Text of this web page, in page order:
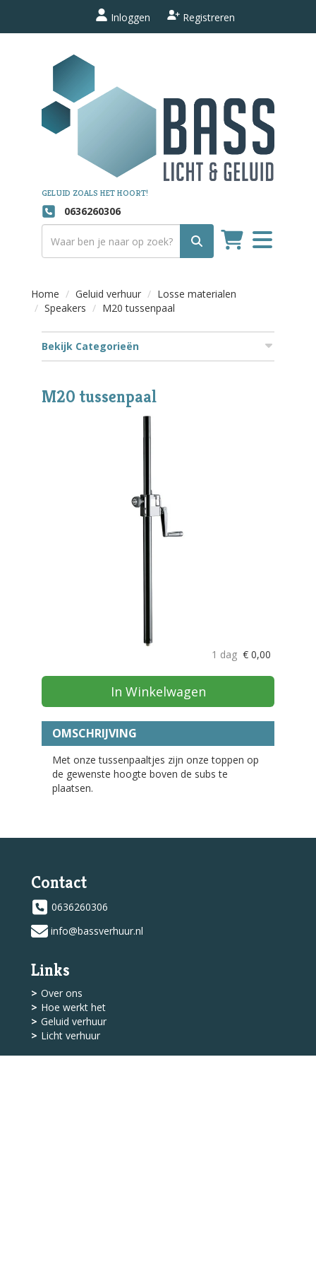
Inloggen Registreren
GELUID ZOALS HET HOORT!
0636260306
Toggle
navigation
Home Geluid verhuur
Losse materialen
Speakers
M20 tussenpaal
Bekijk Categorieën
M20 tussenpaal
1 dag € 0,00
In Winkelwagen
OMSCHRIJVING
Met onze tussenpaaltjes zijn onze toppen op
de gewenste hoogte boven de subs te
plaatsen.
Contact
0636260306
info@bassverhuur.nl
Links
Over ons
Hoe werkt het
Geluid verhuur
Licht verhuur